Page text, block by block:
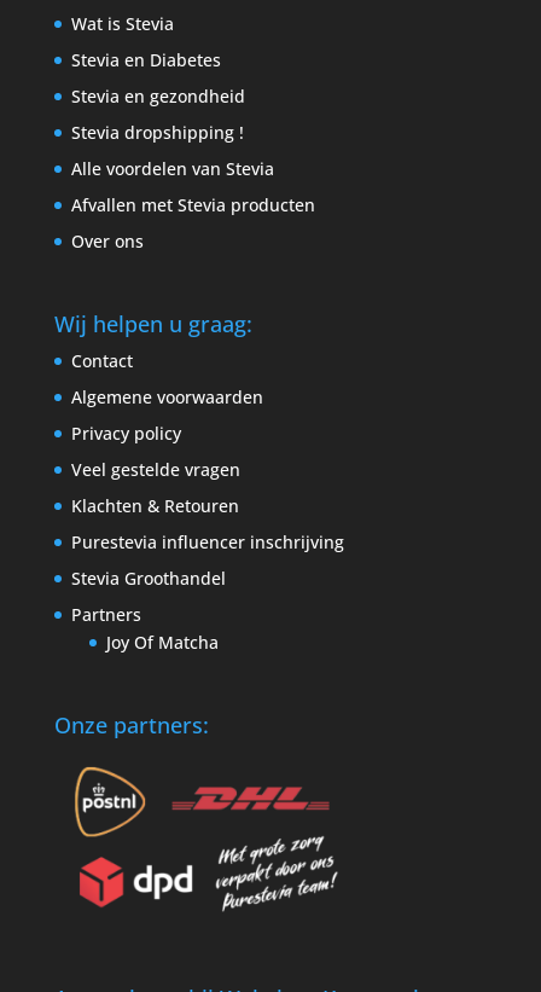
Wat is Stevia
Stevia en Diabetes
Stevia en gezondheid
Stevia dropshipping !
Alle voordelen van Stevia
Afvallen met Stevia producten
Over ons
Wij helpen u graag:
Contact
Algemene voorwaarden
Privacy policy
Veel gestelde vragen
Klachten & Retouren
Purestevia influencer inschrijving
Stevia Groothandel
Partners
Joy Of Matcha
Onze partners: